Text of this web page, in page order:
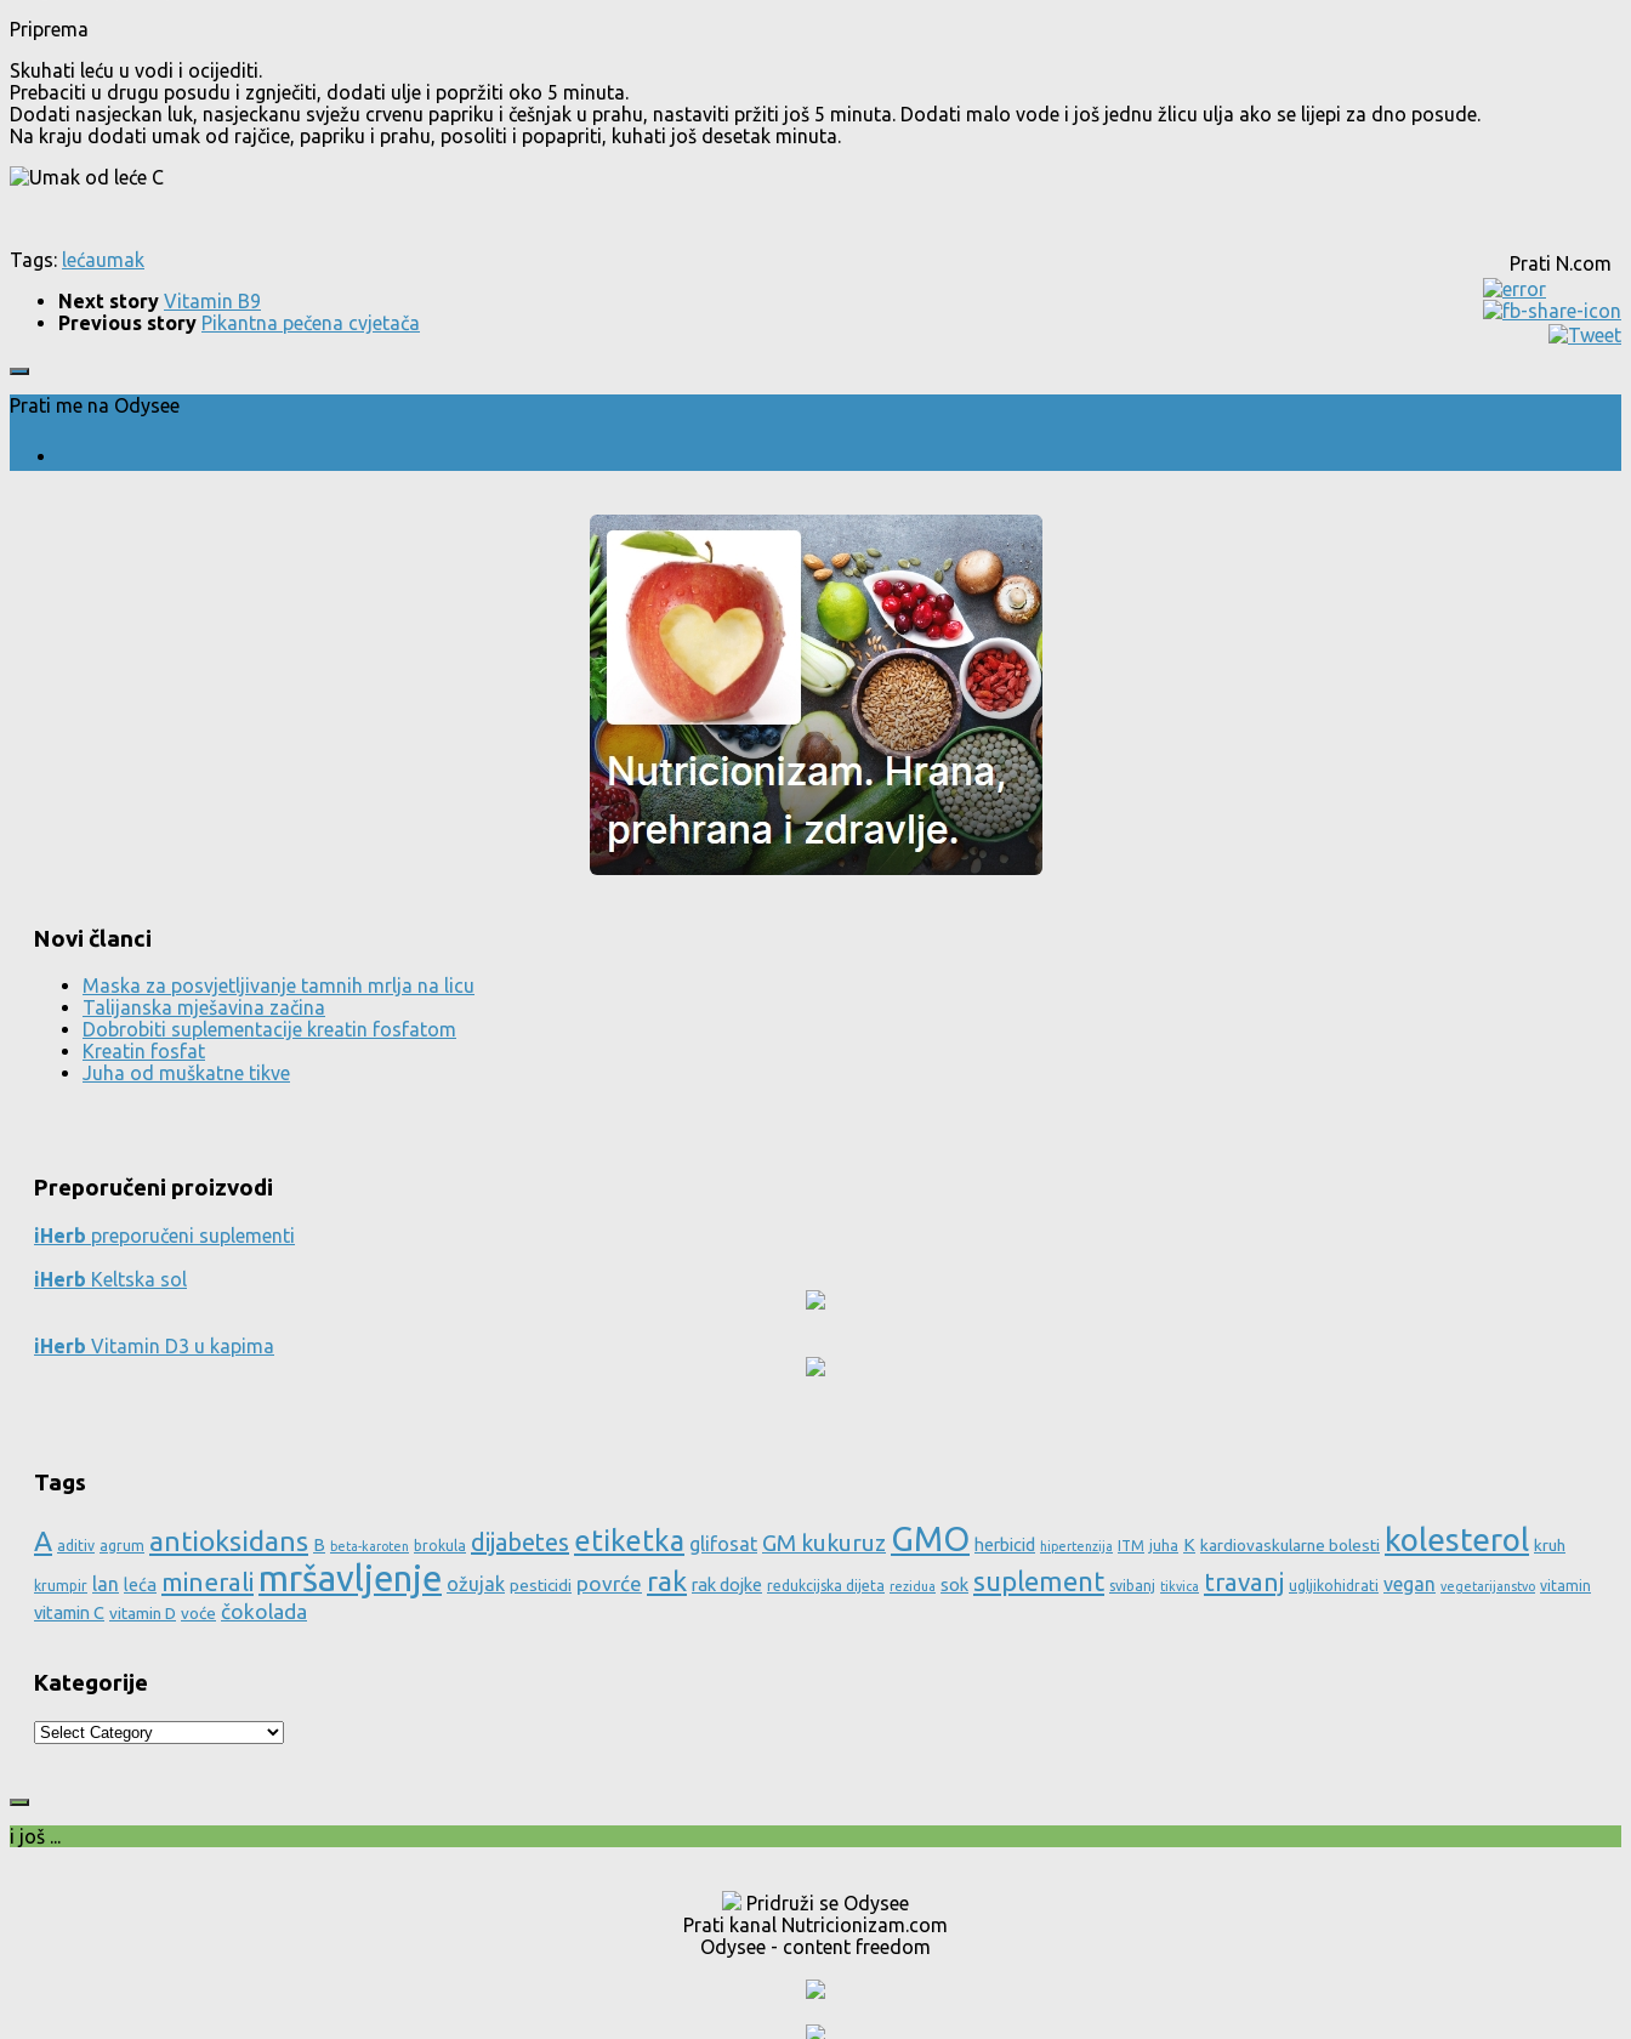
Priprema
Skuhati leću u vodi i ocijediti.
Prebaciti u drugu posudu i zgnječiti, dodati ulje i popržiti oko 5 minuta.
Dodati nasjeckan luk, nasjeckanu svježu crvenu papriku i češnjak u prahu, nastaviti pržiti još 5 minuta. Dodati malo vode i još jednu žlicu ulja ako se lijepi za dno posude.
Na kraju dodati umak od rajčice, papriku i prahu, posoliti i popapriti, kuhati još desetak minuta.
Prati N.com
Tags: lećaumak
Next story Vitamin B9
Previous story Pikantna pečena cvjetača
Prati me na Odysee
Novi članci
Maska za posvjetljivanje tamnih mrlja na licu
Talijanska mješavina začina
Dobrobiti suplementacije kreatin fosfatom
Kreatin fosfat
Juha od muškatne tikve
Preporučeni proizvodi
iHerb preporučeni suplementi
iHerb Keltska sol
iHerb Vitamin D3 u kapima
Tags
A aditiv agrum antioksidans B beta-karoten brokula dijabetes etiketka glifosat GM kukuruz GMO herbicid hipertenzija ITM juha K kardiovaskularne bolesti kolesterol kruh
krumpir lan leća minerali mršavljenje ožujak pesticidi povrće rak rak dojke redukcijska dijeta rezidua sok suplement svibanj tikvica travanj ugljikohidrati vegan vegetarijanstvo vitamin
vitamin C vitamin D voće čokolada
Kategorije
Kategorije
i još ...
Pridruži se Odysee
Prati kanal Nutricionizam.com
Odysee - content freedom